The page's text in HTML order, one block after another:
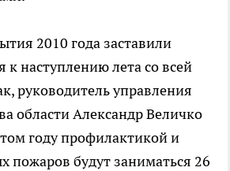
2010 года заставили
к наступлению лета со всей
руководитель управления
области Александр Величко
году профилактикой и
пожаров будут заниматься 26